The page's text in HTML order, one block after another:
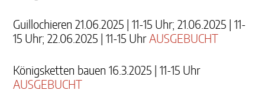
Guillochieren 21.06.2025 | 11-15 Uhr; 21.06.2025 | 11-
15 Uhr; 22.06.2025 | 11-15 Uhr AUSGEBUCHT
Königsketten bauen 16.3.2025 | 11-15 Uhr
AUSGEBUCHT